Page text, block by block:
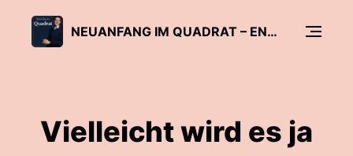
NEUANFANG IM QUADRAT – ENTSCHEIDUNGEN FÜR DEIN BERUFSLEBEN
Vielleicht wird es ja